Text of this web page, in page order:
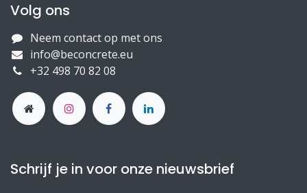
Volg ons
Neem contact op met ons
info@beconcrete.eu
+32 498 70 82 08
Schrijf je in voor onze nieuwsbrief